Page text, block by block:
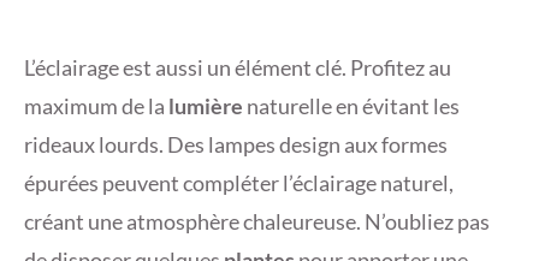
L’éclairage est aussi un élément clé. Profitez au
maximum de la lumière naturelle en évitant les
rideaux lourds. Des lampes design aux formes
épurées peuvent compléter l’éclairage naturel,
créant une atmosphère chaleureuse. N’oubliez pas